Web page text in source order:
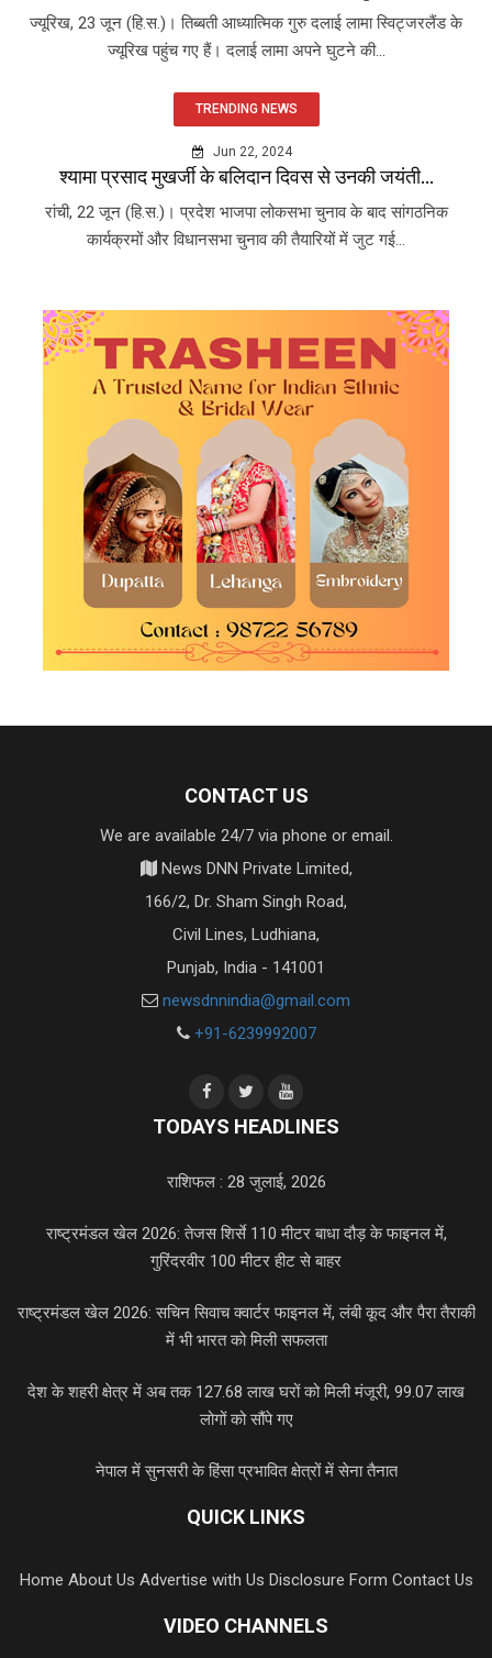
ज्यूरिख, 23 जून (हि.स.)। तिब्बती आध्यात्मिक गुरु दलाई लामा स्विट्जरलैंड के
ज्यूरिख पहुंच गए हैं। दलाई लामा अपने घुटने की...
TRENDING NEWS
Jun 22, 2024
श्यामा प्रसाद मुखर्जी के बलिदान दिवस से उनकी जयंती...
रांची, 22 जून (हि.स.)। प्रदेश भाजपा लोकसभा चुनाव के बाद सांगठनिक
कार्यक्रमों और विधानसभा चुनाव की तैयारियों में जुट गई...
CONTACT US
We are available 24/7 via phone or email.
News DNN Private Limited,
166/2, Dr. Sham Singh Road,
Civil Lines, Ludhiana,
Punjab, India - 141001
newsdnnindia@gmail.com
+91-6239992007
TODAYS HEADLINES
राशिफल : 28 जुलाई, 2026
राष्ट्रमंडल खेल 2026: तेजस शिर्से 110 मीटर बाधा दौड़ के फाइनल में,
गुरिंदरवीर 100 मीटर हीट से बाहर
राष्ट्रमंडल खेल 2026: सचिन सिवाच क्वार्टर फाइनल में, लंबी कूद और पैरा तैराकी
में भी भारत को मिली सफलता
देश के शहरी क्षेत्र में अब तक 127.68 लाख घरों को मिली मंजूरी, 99.07 लाख
लोगों को सौंपे गए
नेपाल में सुनसरी के हिंसा प्रभावित क्षेत्रों में सेना तैनात
QUICK LINKS
Home About Us Advertise with Us Disclosure Form Contact Us
VIDEO CHANNELS